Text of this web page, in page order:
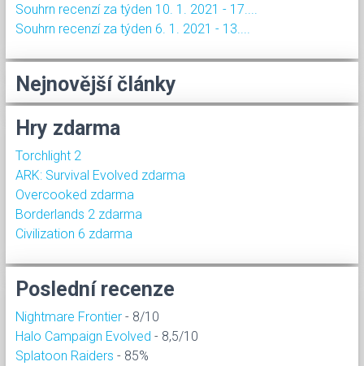
Souhrn recenzí za týden 10. 1. 2021 - 17....
Souhrn recenzí za týden 6. 1. 2021 - 13....
Nejnovější články
Hry zdarma
Torchlight 2
ARK: Survival Evolved zdarma
Overcooked zdarma
Borderlands 2 zdarma
Civilization 6 zdarma
Poslední recenze
Nightmare Frontier - 8/10
Halo Campaign Evolved - 8,5/10
Splatoon Raiders - 85%